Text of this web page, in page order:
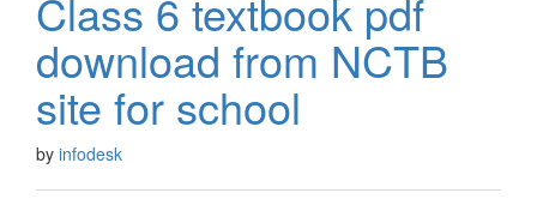
Class 6 textbook pdf
download from NCTB
site for school
by infodesk